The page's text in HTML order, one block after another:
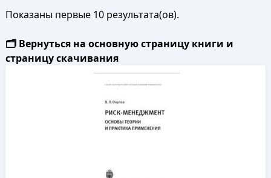
Показаны первые 10 результата(ов).
🗂️ Вернуться на основную страницу книги и
страницу скачивания